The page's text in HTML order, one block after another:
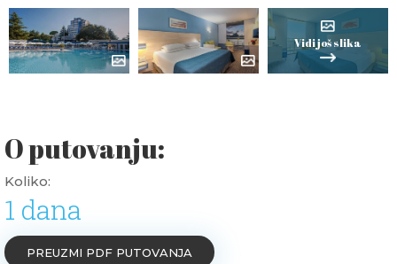
Vidi još slika
O putovanju:
Koliko:
1 dana
PREUZMI PDF PUTOVANJA